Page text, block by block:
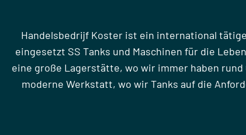
Handelsbedrijf Koster ist ein international
eingesetzt SS Tanks und Maschinen für die
eine große Lagerstätte, wo wir immer haben rund
moderne Werkstatt, wo wir Tanks auf die